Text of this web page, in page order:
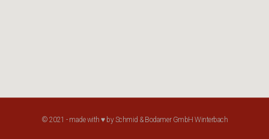
© 2021 - made with ♥ by Schmid & Bodamer GmbH Winterbach